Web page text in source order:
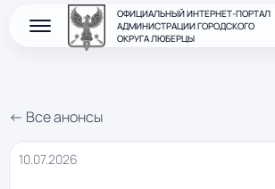
ОФИЦИАЛЬНЫЙ ИНТЕРНЕТ-ПОРТАЛ
АДМИНИСТРАЦИИ ГОРОДСКОГО
ОКРУГА ЛЮБЕРЦЫ
← Все анонсы
10.07.2026